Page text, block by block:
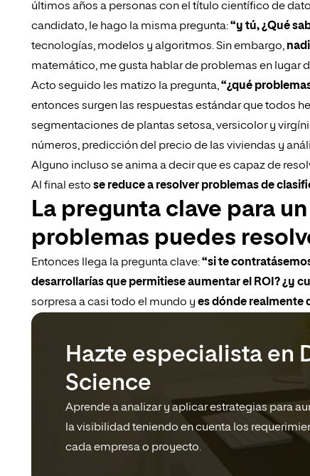
últimos años a personas con el título científico de
candidato, le hago la misma pregunta:“y tú, ¿Qué
tecnologías, modelos y algoritmos. Sin embargo,
matemático, me gusta hablar de problemas en lugar
Acto seguido les matizo la pregunta,“¿qué
entonces surgen las respuestas estándar que todos
segmentaciones de plantas setosa, versicolor y
números, predicción del precio de las viviendas y
Alguno incluso se anima a decir que es capaz de
Al final esto se reduce a resolver problemas de
La pregunta clave para
problemas puedes
Entonces llega la pregunta clave:“si te
desarrollarías que permitiese aumentar el ROI? ¿y
sorpresa a casi todo el mundo y es dónde realmente
Hazte especialista en
Science
Aprende a analizar y aplicar estrategias para
la visibilidad teniendo en cuenta los
cada empresa o proyecto.